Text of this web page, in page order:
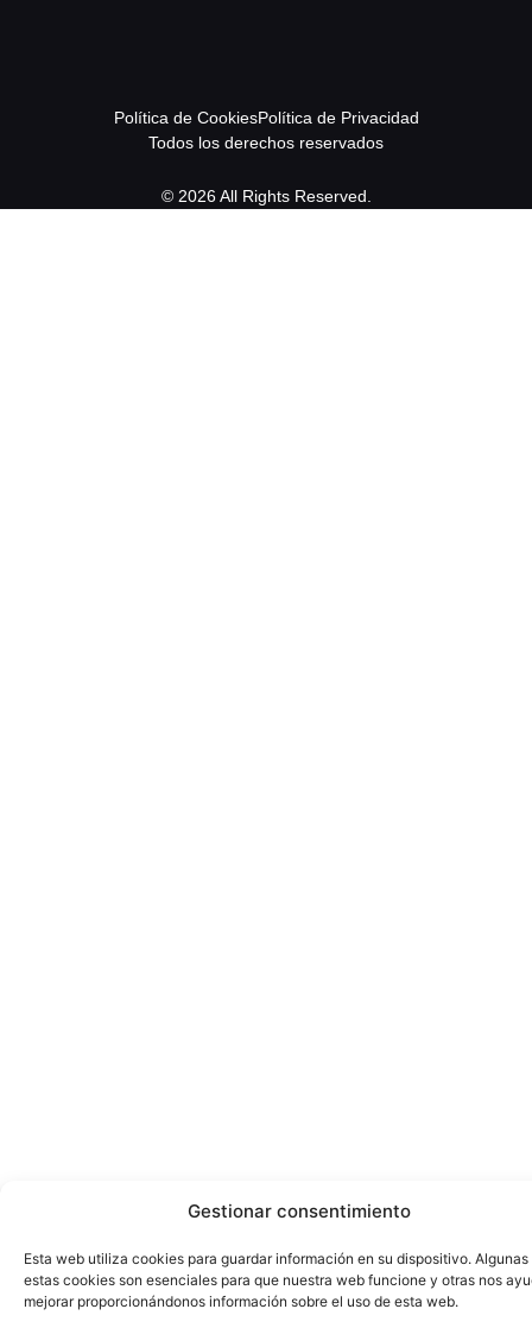
Gestionar consentimiento
Esta web utiliza cookies para guardar información en su dispositivo. Algunas
estas cookies son esenciales para que nuestra web funcione y otras nos
mejorar proporcionándonos información sobre el uso de esta web.
Política de CookiesPolítica de Privacidad
Todos los derechos reservados
© 2026 All Rights Reserved.